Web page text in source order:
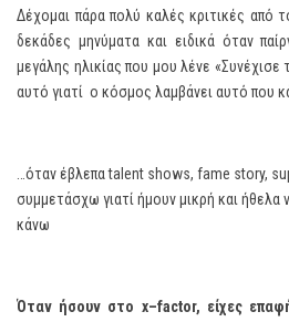
Δέχομαι πάρα πολύ καλές κριτικές από
δεκάδες μηνύματα και ειδικά όταν
μεγάλης ηλικίας που μου λένε «Συνέχισε
αυτό γιατί ο κόσμος λαμβάνει αυτό που
…όταν έβλεπα talent shows, fame story,
συμμετάσχω γιατί ήμουν μικρή και ήθελα
κάνω
Όταν ήσουν στο x–factor, είχες